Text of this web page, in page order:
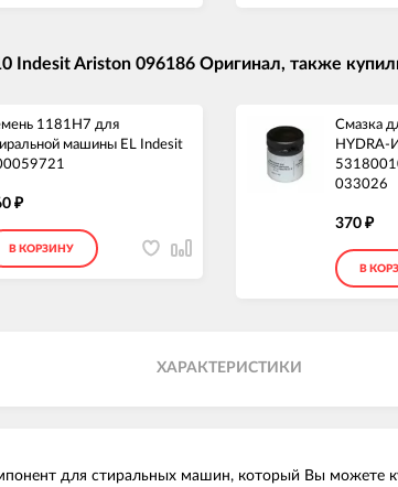
Indesit Ariston 096186 Оригинал, также
1181H7 для
машины EL Indesit
₽
В КОРЗИНУ
Смазка
HYDRA-
033026
370 ₽
В
ХАРАКТЕРИСТИКИ
для стиральных машин, который Вы можете